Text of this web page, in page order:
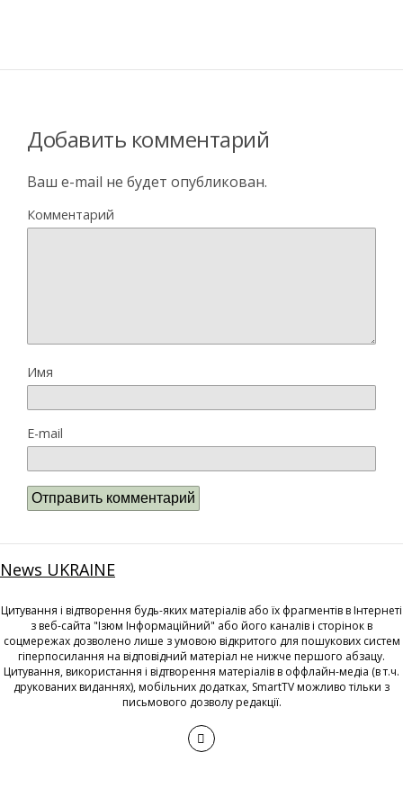
Добавить комментарий
Ваш e-mail не будет опубликован.
Комментарий
Имя
E-mail
News UKRAINE
Цитування і відтворення будь-яких матеріалів або їх фрагментів в Інтернеті
з веб-сайта "Ізюм Інформаційний" або його каналів і сторінок в
соцмережах дозволено лише з умовою відкритого для пошукових систем
гіперпосилання на відповідний матеріал не нижче першого абзацу.
Цитування, використання і відтворення матеріалів в оффлайн-медіа (в т.ч.
друкованих виданнях), мобільних додатках, SmartTV можливо тільки з
письмового дозволу редакції.